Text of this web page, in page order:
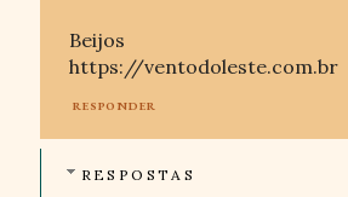
Beijos
https://ventodoleste.com.br
RESPONDER
RESPOSTAS